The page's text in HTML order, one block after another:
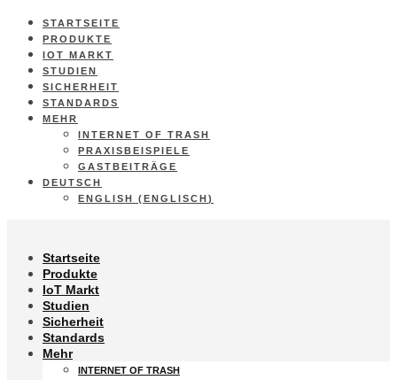
STARTSEITE
PRODUKTE
IOT MARKT
STUDIEN
SICHERHEIT
STANDARDS
MEHR
INTERNET OF TRASH
PRAXISBEISPIELE
GASTBEITRÄGE
DEUTSCH
ENGLISH (ENGLISCH)
Startseite
Produkte
IoT Markt
Studien
Sicherheit
Standards
Mehr
INTERNET OF TRASH